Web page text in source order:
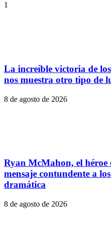
1
La increíble victoria de
nos muestra otro tipo de
8 de agosto de 2026
Ryan McMahon, el
mensaje contundente a
dramática
8 de agosto de 2026